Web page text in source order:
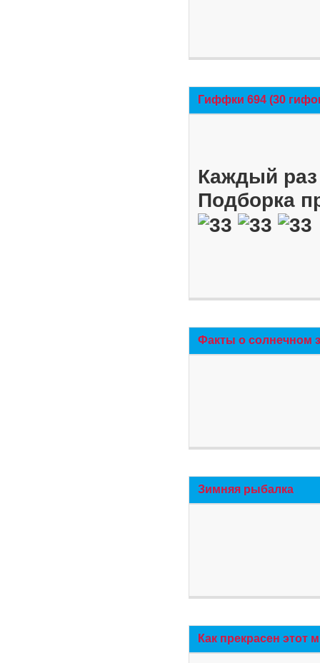
Гиффки 694 (30
Каждый
Подборка
Факты о солнечном
Зимняя рыбалка
Как прекрасен этот